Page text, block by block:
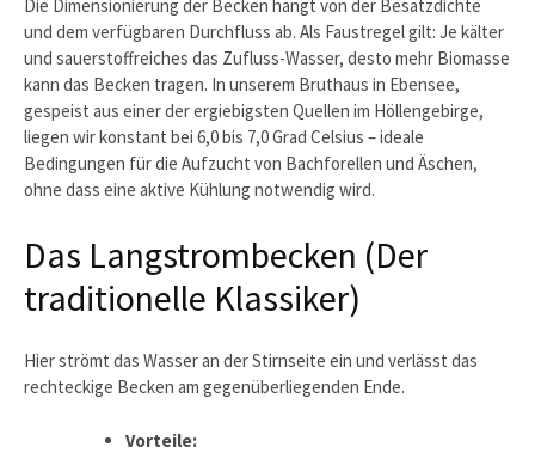
Die Dimensionierung der Becken hängt von der Besatzdichte
und dem verfügbaren Durchfluss ab. Als Faustregel gilt: Je kälter
und sauerstoffreiches das Zufluss-Wasser, desto mehr Biomasse
kann das Becken tragen. In unserem Bruthaus in Ebensee,
gespeist aus einer der ergiebigsten Quellen im Höllengebirge,
liegen wir konstant bei 6,0 bis 7,0 Grad Celsius – ideale
Bedingungen für die Aufzucht von Bachforellen und Äschen,
ohne dass eine aktive Kühlung notwendig wird.
Das Langstrombecken (Der
traditionelle Klassiker)
Hier strömt das Wasser an der Stirnseite ein und verlässt das
rechteckige Becken am gegenüberliegenden Ende.
Vorteile: